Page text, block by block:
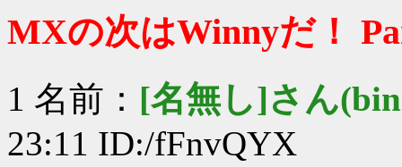
MXの次はWinnyだ！
1 名前： [名無し]さん
23:11 ID:/fFnvQYX